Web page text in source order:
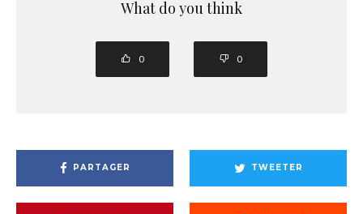
What do you think
0 0
PARTAGER TWEETER